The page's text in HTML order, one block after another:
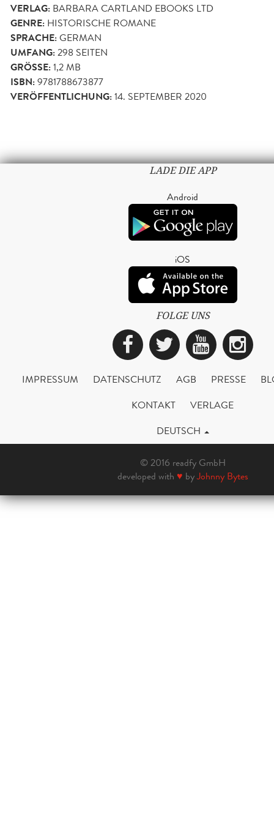
VERLAG: BARBARA CARTLAND EBOOKS LTD
GENRE: HISTORISCHE ROMANE
SPRACHE:GERMAN
UMFANG:298 SEITEN
GRÖSSE: 1,2 MB
ISBN:9781788673877
VERÖFFENTLICHUNG:14. SEPTEMBER 2020
LADE DIE APP
Android
iOS
FOLGE UNS
Facebook
Twitter
IMPRESSUM DATENSCHUTZ AGB PRESSE
KONTAKT
VERLAGE
DEUTSCH
© 2016 readfy GmbH
developed with ♥ byJohnny Bytes